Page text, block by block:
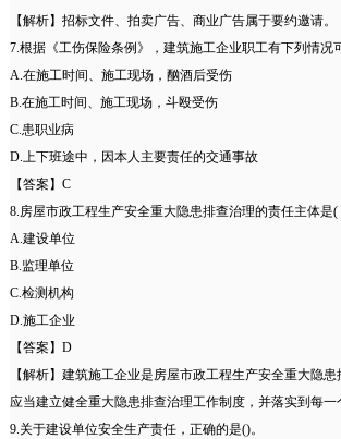
【解析】招标文件、拍卖广告、商业广告属于要约邀请。
7.根据《工伤保险条例》，建筑施工企业职工有下列情况
A.在施工时间、施工现场，酗酒后受伤
B.在施工时间、施工现场，斗殴受伤
C.患职业病
D.上下班途中，因本人主要责任的交通事故
【答案】C
8.房屋市政工程生产安全重大隐患排查治理的责任主体是( )
A.建设单位
B.监理单位
C.检测机构
D.施工企业
【答案】D
【解析】建筑施工企业是房屋市政工程生产安全重大隐患
应当建立健全重大隐患排查治理工作制度，并落实到每一
9.关于建设单位安全生产责任，正确的是()。